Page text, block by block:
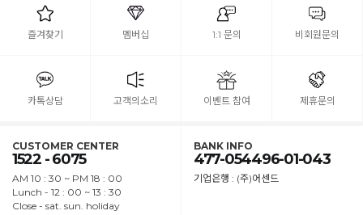
즐겨찾기 멤버십 1:1 문의 비회원문의
카톡상담 고객의소리 이벤트 참여 제휴문의
CUSTOMER CENTER
1522 - 6075
AM 10 : 30 ~ PM 18 : 00
Lunch - 12 : 00 ~ 13 : 30
Close - sat. sun. holiday
BANK INFO
477-054496-01-043
기업은행 : (주)어센드